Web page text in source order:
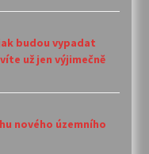
budou vypadat
už jen výjimečně
nového územního